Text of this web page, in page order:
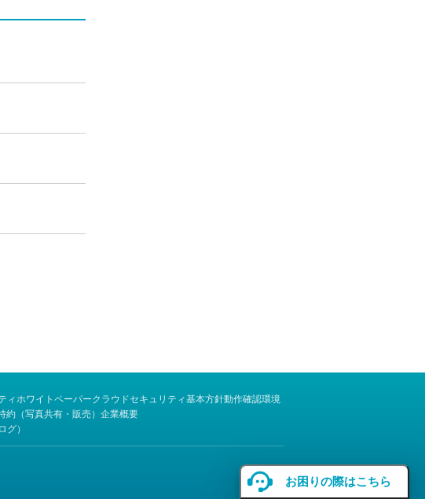
ィホワイトペーパークラウドセキュリティ基本方針動作確認環境
約（写真共有・販売） 企業概要
）